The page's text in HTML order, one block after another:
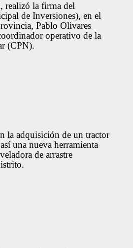
realizó la firma del
de Inversiones), en el
Pablo Olivares
operativo de la
(CPN).
la adquisición de un tractor
una nueva herramienta
de arrastre